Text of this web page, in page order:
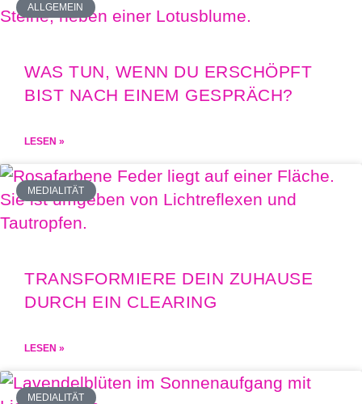
ALLGEMEIN
WAS TUN, WENN DU ERSCHÖPFT
BIST NACH EINEM GESPRÄCH?
LESEN »
MEDIALITÄT
TRANSFORMIERE DEIN ZUHAUSE
DURCH EIN CLEARING
LESEN »
MEDIALITÄT